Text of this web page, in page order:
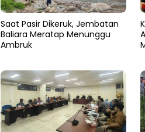
Saat Pasir Dikeruk, Jembatan
Baliara Meratap Menunggu
Ambruk